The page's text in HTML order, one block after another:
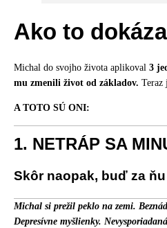
Ako to
Michal do svojho života aplikoval 3
mu zmenili život od základov. Teraz
A TOTO SÚ ONI:
1. NETRÁP SA
Skôr naopak, buď za
Michal si prežil peklo na zemi.
Depresívne myšlienky.